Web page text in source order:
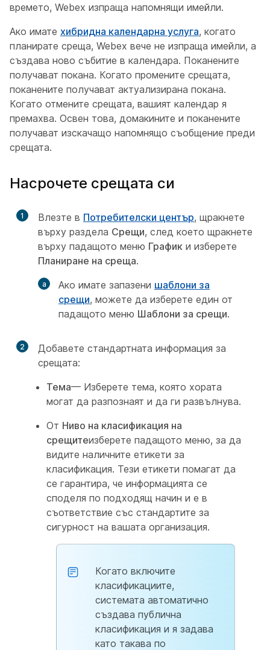
времето, Webex изпраща напомнящи имейли.
Ако имате хибридна календарна услуга, когато
планирате среща, Webex вече не изпраща имейли, а
създава ново събитие в календара. Поканените
получават покана. Когато промените срещата,
поканените получават актуализирана покана.
Когато отмените срещата, вашият календар я
премахва. Освен това, домакините и поканените
получават изскачащо напомнящо съобщение преди
срещата.
Насрочете срещата си
1 Влезте в Потребителски център, щракнете
върху раздела Срещи, след което щракнете
върху падащото меню График и изберете
Планиране на среща.
Ако имате запазени шаблони за
срещи, можете да изберете един от
падащото меню Шаблони за срещи.
2
Добавете стандартната информация за
срещата:
Тема— Изберете тема, която хората
могат да разпознаят и да ги развълнува.
От Ниво на класификация на
срещитеизберете падащото меню, за да
видите наличните етикети за
класификация. Тези етикети помагат да
се гарантира, че информацията се
споделя по подходящ начин и е в
съответствие със стандартите за
сигурност на вашата организация.
Когато включите
класификациите,
системата автоматично
създава публична
класификация и я задава
като такава по